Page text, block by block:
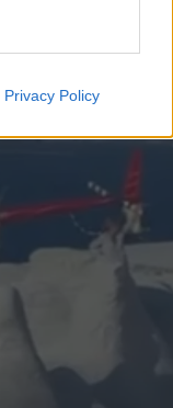
Privacy Policy